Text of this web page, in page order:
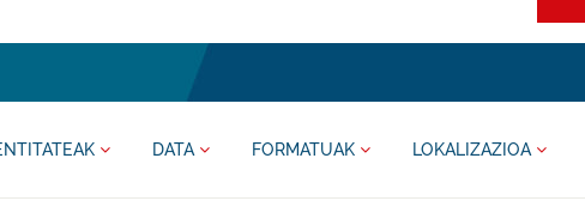
DATA FORMATUAK LOKALIZAZIOA